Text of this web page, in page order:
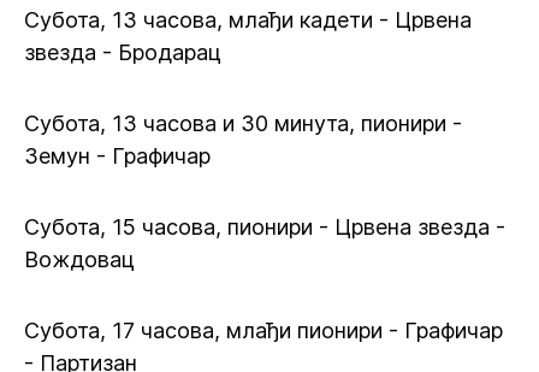
Субота, 13 часова, млађи кадети - Црвена
звезда - Бродарац
Субота, 13 часова и 30 минута, пионири -
Земун - Графичар
Субота, 15 часова, пионири - Црвена звезда -
Вождовац
Субота, 17 часова, млађи пионири - Графичар
- Партизан